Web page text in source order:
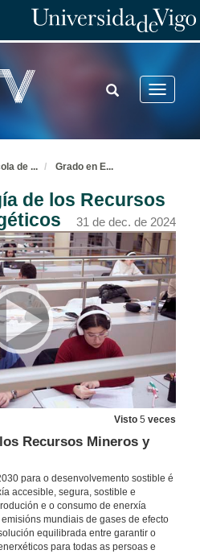
Toggle
TOGGLE
SEARCH
de ... Grado en E...
de los Recursos
31 de dec. de 2024
Visto 5 veces
Recursos Mineros y
para o desenvolvemento sostible é
accesible, segura, sostible e
e o consumo de enerxía
mundiais de gases de efecto
equilibrada entre garantir o
para todas as persoas e